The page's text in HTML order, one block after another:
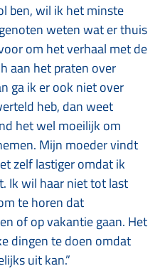
ben, wil ik het minste
weten wat er thuis
om het verhaal met de
aan het praten over
ga ik er ook niet over
heb, dan weet
het wel moeilijk om
Mijn moeder vindt
zelf lastiger omdat ik
Ik wil haar niet tot last
te horen dat
of op vakantie gaan. Het
dingen te doen omdat
uit kan.”